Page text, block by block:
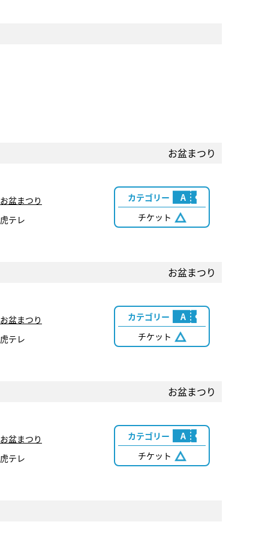
お盆まつり
お盆まつり
虎テレ
カテゴリー
A
チケット
お盆まつり
お盆まつり
虎テレ
カテゴリー
A
チケット
お盆まつり
お盆まつり
虎テレ
カテゴリー
A
チケット